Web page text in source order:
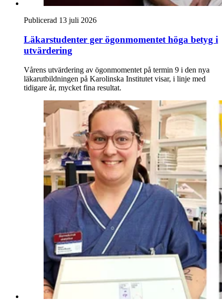
Publicerad 13 juli 2026
Läkarstudenter ger ögonmomentet höga betyg i
utvärdering
Vårens utvärdering av ögonmomentet på termin 9 i den nya
läkarutbildningen på Karolinska Institutet visar, i linje med
tidigare år, mycket fina resultat.